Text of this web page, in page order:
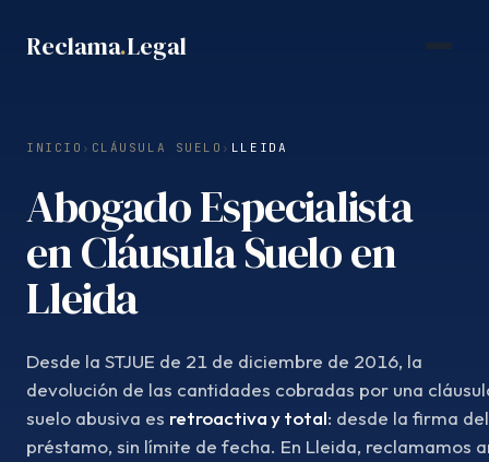
Reclama.Legal
INICIO › CLÁUSULA SUELO › LLEIDA
Abogado Especialista
en Cláusula Suelo en
Lleida
Desde la STJUE de 21 de diciembre de 2016, la
devolución de las cantidades cobradas por una
suelo abusiva es retroactiva y total: desde la firma del
préstamo, sin límite de fecha. En Lleida, reclamamos